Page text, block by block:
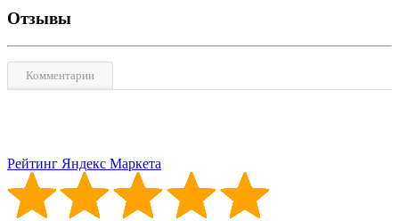
Отзывы
Комментарии
Рейтинг Яндекс Маркета